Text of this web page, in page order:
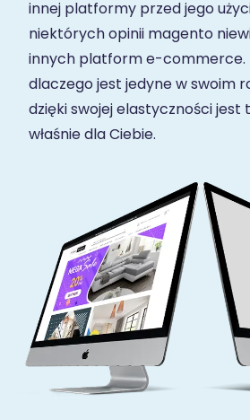
innej platformy przed jego
niektórych opinii magento
innych platform e-commerce.
dlaczego jest jedyne w swoim
dzięki swojej elastyczności jest
właśnie dla Ciebie.